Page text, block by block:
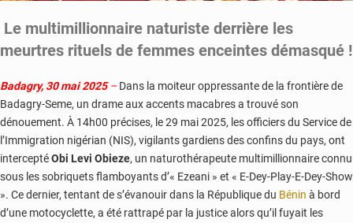
Le multimillionnaire naturiste derrière les
meurtres rituels de femmes enceintes démasqué !
Badagry, 30 mai 2025–Dans la moiteur oppressante de la frontière de
Badagry-Seme, un drame aux accents macabres a trouvé son
dénouement. À 14h00 précises, le 29 mai 2025, les officiers du Service de
l’Immigration nigérian (NIS), vigilants gardiens des confins du pays, ont
interceptéObi Levi Obieze, un naturothérapeute multimillionnaire connu
sous les sobriquets flamboyants d’« Ezeani » et « E-Dey-Play-E-Dey-Show
». Ce dernier, tentant de s’évanouir dans la République du Bénin à bord
d’une motocyclette, a été rattrapé par la justice alors qu’il fuyait les